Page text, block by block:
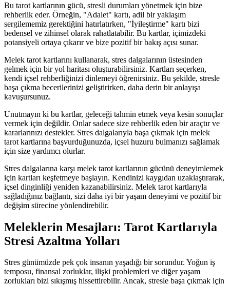
Bu tarot kartlarının gücü, stresli durumları yönetmek için bize
rehberlik eder. Örneğin, "Adalet" kartı, adil bir yaklaşım
sergilememiz gerektiğini hatırlatırken, "İyileştirme" kartı bizi
bedensel ve zihinsel olarak rahatlatabilir. Bu kartlar, içimizdeki
potansiyeli ortaya çıkarır ve bize pozitif bir bakış açısı sunar.
Melek tarot kartlarını kullanarak, stres dalgalarının üstesinden
gelmek için bir yol haritası oluşturabilirsiniz. Kartları seçerken,
kendi içsel rehberliğinizi dinlemeyi öğrenirsiniz. Bu şekilde, stresle
başa çıkma becerilerinizi geliştirirken, daha derin bir anlayışa
kavuşursunuz.
Unutmayın ki bu kartlar, geleceği tahmin etmek veya kesin sonuçlar
vermek için değildir. Onlar sadece size rehberlik eden bir araçtır ve
kararlarınızı destekler. Stres dalgalarıyla başa çıkmak için melek
tarot kartlarına başvurduğunuzda, içsel huzuru bulmanızı sağlamak
için size yardımcı olurlar.
Stres dalgalarına karşı melek tarot kartlarının gücünü deneyimlemek
için kartları keşfetmeye başlayın. Kendinizi kaygıdan uzaklaştırarak,
içsel dinginliği yeniden kazanabilirsiniz. Melek tarot kartlarıyla
sağladığınız bağlantı, sizi daha iyi bir yaşam deneyimi ve pozitif bir
değişim sürecine yönlendirebilir.
Meleklerin Mesajları: Tarot Kartlarıyla
Stresi Azaltma Yolları
Stres günümüzde pek çok insanın yaşadığı bir sorundur. Yoğun iş
temposu, finansal zorluklar, ilişki problemleri ve diğer yaşam
zorlukları bizi sıkışmış hissettirebilir. Ancak, stresle başa çıkmak için